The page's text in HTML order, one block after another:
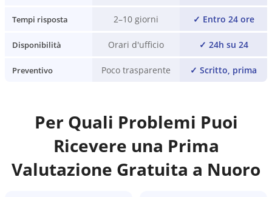
Tempi risposta 2–10 giorni ✓ Entro 24 ore
Disponibilità Orari d'ufficio ✓ 24h su 24
Preventivo Poco trasparente ✓ Scritto, prima
Per Quali Problemi Puoi
Ricevere una Prima
Valutazione Gratuita a Nuoro